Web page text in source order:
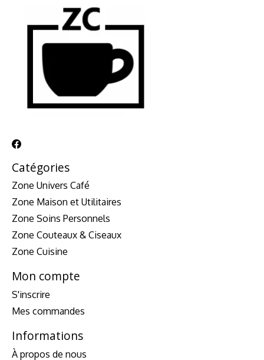
Catégories
Zone Univers Café
Zone Maison et Utilitaires
Zone Soins Personnels
Zone Couteaux & Ciseaux
Zone Cuisine
Mon compte
S'inscrire
Mes commandes
Informations
À propos de nous